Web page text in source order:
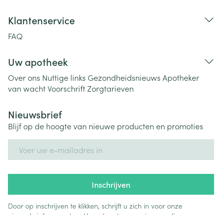
Klantenservice
FAQ
Uw apotheek
Over ons Nuttige links Gezondheidsnieuws Apotheker
van wachtVoorschriftZorgtarieven
Nieuwsbrief
Blijf op de hoogte van nieuwe producten en promoties
Inschrijven
Door op inschrijven te klikken, schrijft u zich in voor onze